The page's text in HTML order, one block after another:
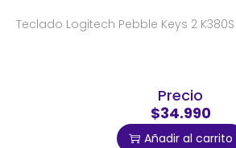
Teclado Logitech Pebble Keys 2
Precio
$34.990
Añadir al carrito